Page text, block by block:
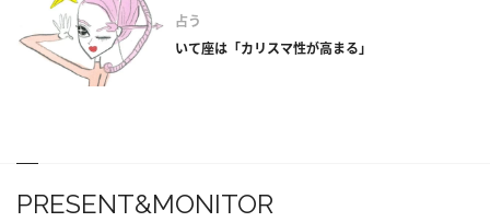
占う
いて座は「カリスマ性が高まる」
PRESENT&MONITOR